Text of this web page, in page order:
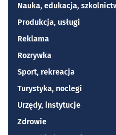
Nauka, edukacja,
Produkcja, usługi
Reklama
Rozrywka
Sport, rekreacja
Turystyka, noclegi
Urzędy, instytucje
Zdrowie